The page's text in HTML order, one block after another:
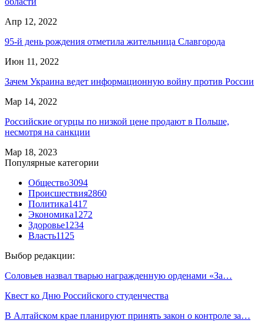
Апр 12, 2022
95-й день рождения отметила жительница Славгорода
Июн 11, 2022
Зачем Украина ведет информационную войну против России
Мар 14, 2022
Российские огурцы по низкой цене продают в Польше,
несмотря на санкции
Мар 18, 2023
Популярные категории
Общество3094
Происшествия2860
Политика1417
Экономика1272
Здоровье1234
Власть1125
Выбор редакции:
Соловьев назвал тварью награжденную орденами «За…
Квест ко Дню Российского студенчества
В Алтайском крае планируют принять закон о контроле за…